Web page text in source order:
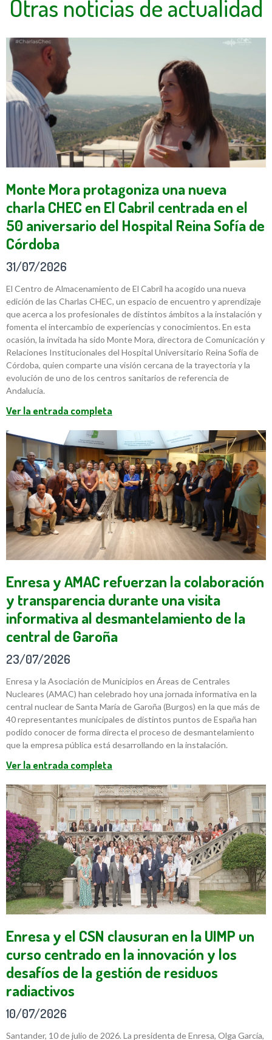
Otras noticias de actualidad
Monte Mora protagoniza una nueva
charla CHEC en El Cabril centrada en el
50 aniversario del Hospital Reina Sofía de
Córdoba
31/07/2026
El Centro de Almacenamiento de El Cabril ha acogido una nueva
edición de las Charlas CHEC, un espacio de encuentro y aprendizaje
que acerca a los profesionales de distintos ámbitos a la instalación y
fomenta el intercambio de experiencias y conocimientos. En esta
ocasión, la invitada ha sido Monte Mora, directora de Comunicación y
Relaciones Institucionales del Hospital Universitario Reina Sofía de
Córdoba, quien comparte una visión cercana de la trayectoria y la
evolución de uno de los centros sanitarios de referencia de
Andalucía.
Ver la entrada completa
Enresa y AMAC refuerzan la colaboración
y transparencia durante una visita
informativa al desmantelamiento de la
central de Garoña
23/07/2026
Enresa y la Asociación de Municipios en Áreas de Centrales
Nucleares (AMAC) han celebrado hoy una jornada informativa en la
central nuclear de Santa María de Garoña (Burgos) en la que más de
40 representantes municipales de distintos puntos de España han
podido conocer de forma directa el proceso de desmantelamiento
que la empresa pública está desarrollando en la instalación.
Ver la entrada completa
Enresa y el CSN clausuran en la UIMP un
curso centrado en la innovación y los
desafíos de la gestión de residuos
radiactivos
10/07/2026
Santander, 10 de julio de 2026. La presidenta de Enresa, Olga García,